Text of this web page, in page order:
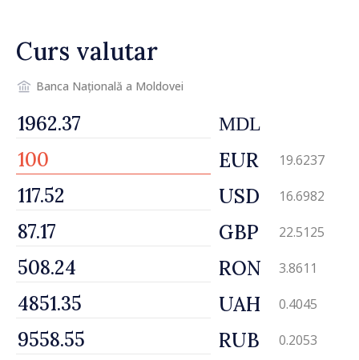
Curs valutar
Banca Națională a Moldovei
MDL
EUR 19.6237
USD 16.6982
GBP 22.5125
RON 3.8611
UAH 0.4045
RUB 0.2053